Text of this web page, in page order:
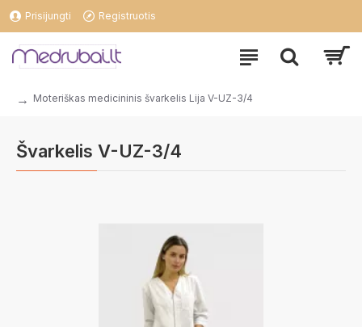
Prisijungti Registruotis
Moteriškas medicininis švarkelis Lija V-UZ-3/4
Švarkelis V-UZ-3/4